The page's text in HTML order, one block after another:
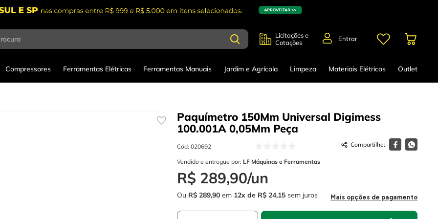
Licitações e
Cotações
Entrar
Compressores Ferramentas Elétricas Ferramentas Manuais Jardim e Agrícola Limpeza Materiais Elétricos Outlet
Paquímetro 150Mm Universal Digimess
100.001A 0,05Mm Peça
Cód: 020692
Vendido e entregue por: LF Máquinas e Ferramentas
R$ 289,90/un
Ou R$ 289,90 em 12 R$ 24,15 sem juros Mais opções de pagamento